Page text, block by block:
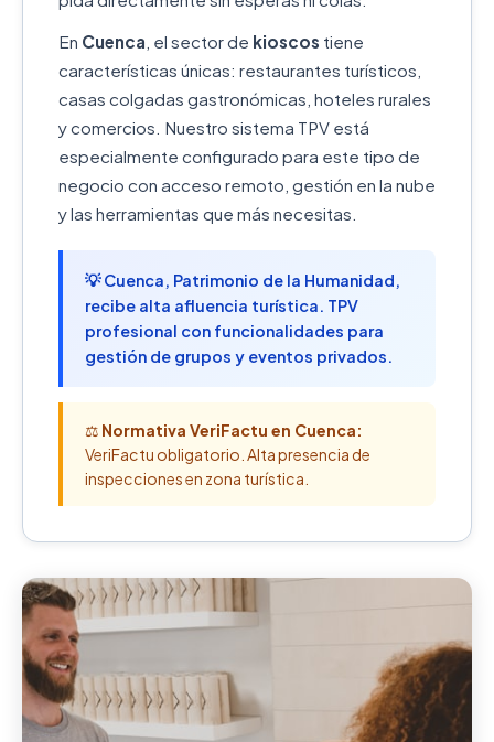
En Cuenca , el sector de kioscos tiene
características únicas: restaurantes turísticos,
casas colgadas gastronómicas, hoteles rurales
y comercios. Nuestro sistema TPV está
especialmente configurado para este tipo de
negocio con acceso remoto, gestión en la nube
y las herramientas que más necesitas.
💡 Cuenca, Patrimonio de la Humanidad,
recibe alta afluencia turística. TPV
profesional con funcionalidades para
gestión de grupos y eventos privados.
⚖️ Normativa VeriFactu en Cuenca:
VeriFactu obligatorio. Alta presencia de
inspecciones en zona turística.